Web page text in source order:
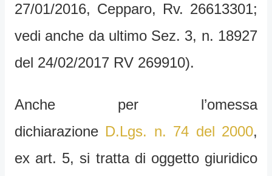
27/01/2016, Cepparo, Rv. 26613301;
vedi anche da ultimo Sez. 3, n. 18927
del 24/02/2017 RV 269910).
Anche per l’omessa
dichiarazione D.Lgs. n. 74 del 2000,
ex art. 5, si tratta di oggetto giuridico